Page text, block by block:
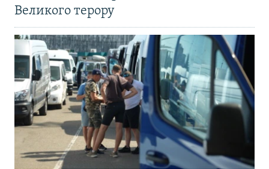
Великого терору